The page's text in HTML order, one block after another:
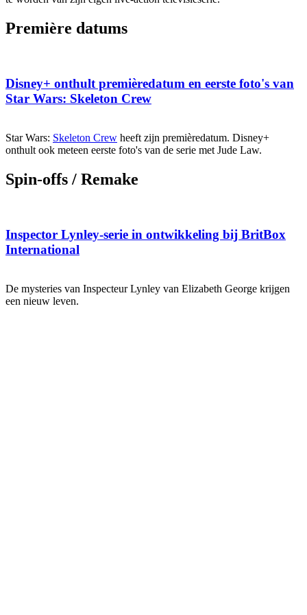
Première datums
Disney+ onthult premièredatum en eerste foto's van
Star Wars: Skeleton Crew
Star Wars: Skeleton Crew heeft zijn premièredatum. Disney+
onthult ook meteen eerste foto's van de serie met Jude Law.
Spin-offs / Remake
Inspector Lynley-serie in ontwikkeling bij BritBox
International
De mysteries van Inspecteur Lynley van Elizabeth George krijgen
een nieuw leven.